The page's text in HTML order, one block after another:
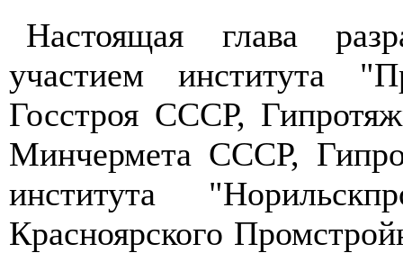
Настоящая глава
участием института
Госстроя СССР,
Минчермета СССР,
института
Красноярского